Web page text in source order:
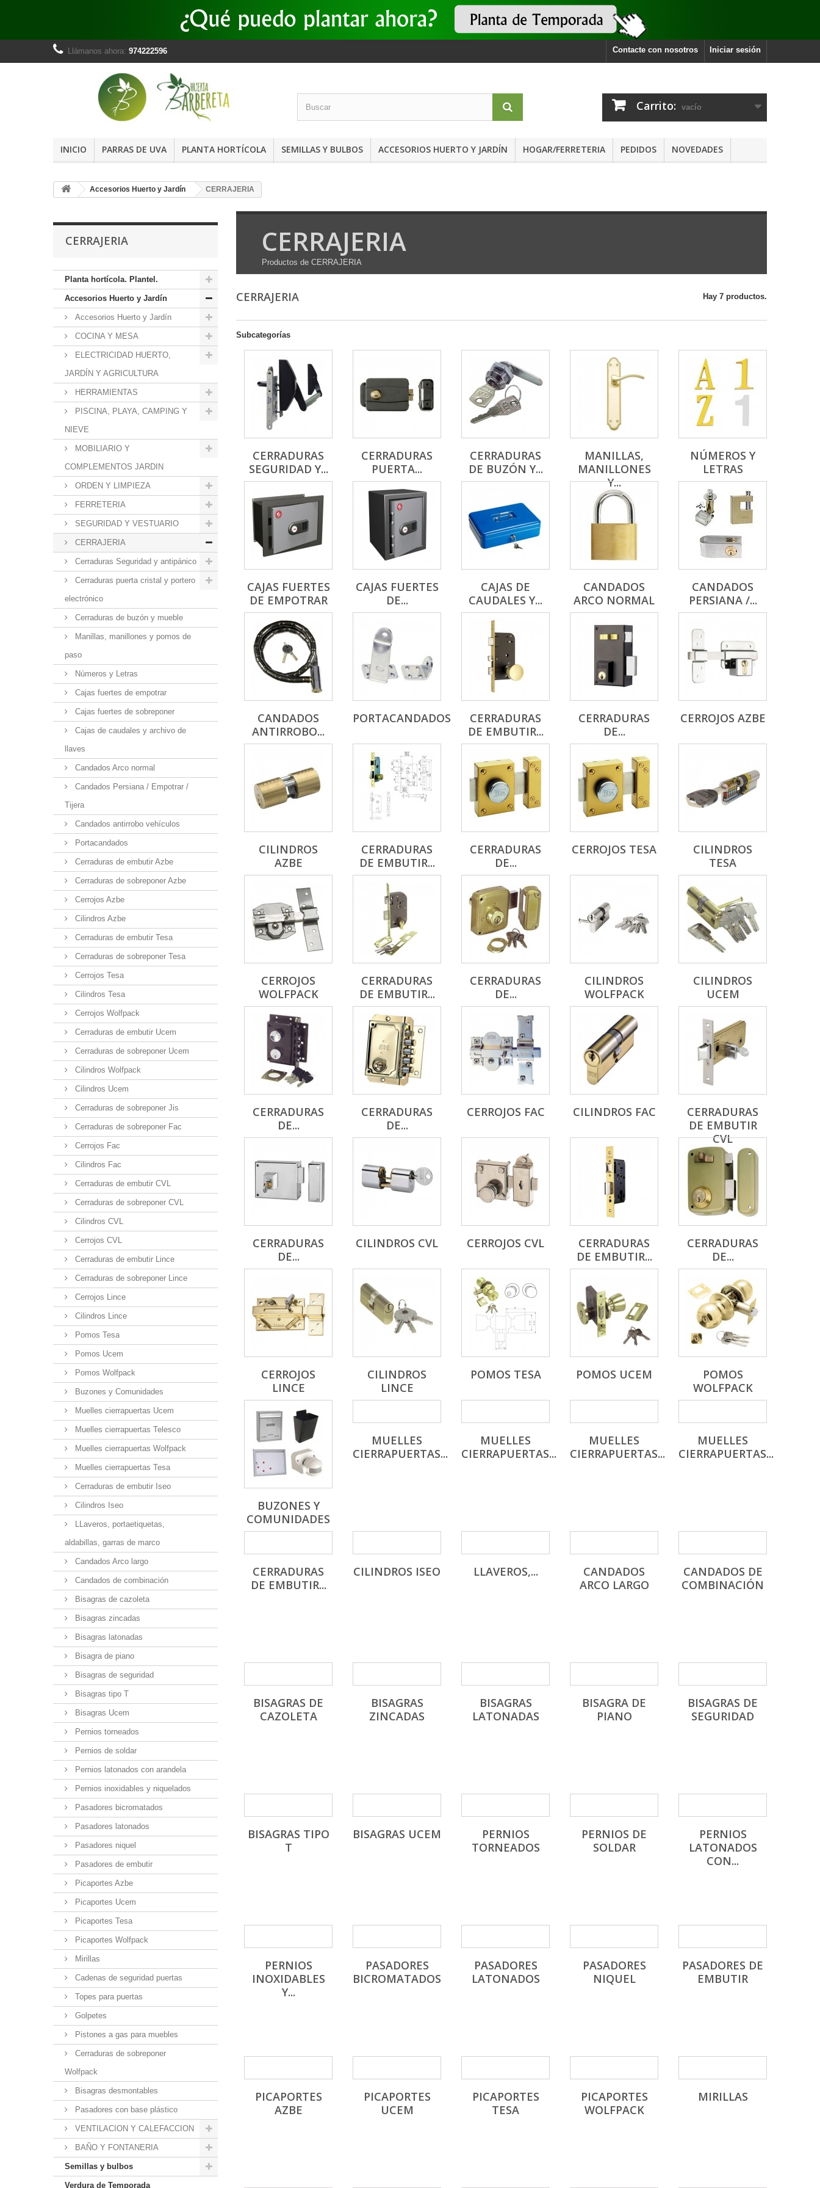
Iniciar sesión
Contacte con nosotros
Llámanos ahora: 974222596
Carrito: vacío
INICIO PARRAS DE UVA PLANTA HORTÍCOLA SEMILLAS Y BULBOS ACCESORIOS HUERTO Y JARDÍN HOGAR/FERRETERIA PEDIDOS NOVEDADES
Accesorios Huerto y Jardín CERRAJERIA
CERRAJERIA
Planta hortícola. Plantel.
Accesorios Huerto y Jardín
Accesorios Huerto y Jardín
COCINA Y MESA
ELECTRICIDAD HUERTO,
JARDÍN Y AGRICULTURA
HERRAMIENTAS
PISCINA, PLAYA, CAMPING Y
NIEVE
MOBILIARIO Y
COMPLEMENTOS JARDIN
ORDEN Y LIMPIEZA
FERRETERIA
SEGURIDAD Y VESTUARIO
CERRAJERIA
Cerraduras Seguridad y antipánico
Cerraduras puerta cristal y portero
electrónico
Cerraduras de buzón y mueble
Manillas, manillones y pomos de
paso
Números y Letras
Cajas fuertes de empotrar
Cajas fuertes de sobreponer
Cajas de caudales y archivo de
llaves
Candados Arco normal
Candados Persiana / Empotrar /
Tijera
Candados antirrobo vehículos
Portacandados
Cerraduras de embutir Azbe
Cerraduras de sobreponer Azbe
Cerrojos Azbe
Cilindros Azbe
Cerraduras de embutir Tesa
Cerraduras de sobreponer Tesa
Cerrojos Tesa
Cilindros Tesa
Cerrojos Wolfpack
Cerraduras de embutir Ucem
Cerraduras de sobreponer Ucem
Cilindros Wolfpack
Cilindros Ucem
Cerraduras de sobreponer Jis
Cerraduras de sobreponer Fac
Cerrojos Fac
Cilindros Fac
Cerraduras de embutir CVL
Cerraduras de sobreponer CVL
Cilindros CVL
Cerrojos CVL
Cerraduras de embutir Lince
Cerraduras de sobreponer Lince
Cerrojos Lince
Cilindros Lince
Pomos Tesa
Pomos Ucem
Pomos Wolfpack
Buzones y Comunidades
Muelles cierrapuertas Ucem
Muelles cierrapuertas Telesco
Muelles cierrapuertas Wolfpack
Muelles cierrapuertas Tesa
Cerraduras de embutir Iseo
Cilindros Iseo
LLaveros, portaetiquetas,
aldabillas, garras de marco
Candados Arco largo
Candados de combinación
Bisagras de cazoleta
Bisagras zincadas
Bisagras latonadas
Bisagra de piano
Bisagras de seguridad
Bisagras tipo T
Bisagras Ucem
Pernios torneados
Pernios de soldar
Pernios latonados con arandela
Pernios inoxidables y niquelados
Pasadores bicromatados
Pasadores latonados
Pasadores niquel
Pasadores de embutir
Picaportes Azbe
Picaportes Ucem
Picaportes Tesa
Picaportes Wolfpack
Mirillas
Cadenas de seguridad puertas
Topes para puertas
Golpetes
Pistones a gas para muebles
Cerraduras de sobreponer
Wolfpack
Bisagras desmontables
Pasadores con base plástico
VENTILACION Y CALEFACCION
BAÑO Y FONTANERIA
Semillas y bulbos
Verdura de Temporada
CERRAJERIA
Productos de CERRAJERIA
CERRAJERIA Hay 7 productos.
Subcategorías
CERRADURAS
SEGURIDAD Y...
CERRADURAS
PUERTA...
CERRADURAS
DE BUZÓN Y...
MANILLAS,
MANILLONES
Y...
NÚMEROS Y
LETRAS
CAJAS FUERTES
DE EMPOTRAR
CAJAS FUERTES
DE...
CAJAS DE
CAUDALES Y...
CANDADOS
ARCO NORMAL
CANDADOS
PERSIANA /...
CANDADOS
ANTIRROBO...
PORTACANDADOS
CERRADURAS
DE EMBUTIR...
CERRADURAS
DE...
CERROJOS AZBE
CILINDROS
AZBE
CERRADURAS
DE EMBUTIR...
CERRADURAS
DE...
CERROJOS TESA
CILINDROS
TESA
CERROJOS
WOLFPACK
CERRADURAS
DE EMBUTIR...
CERRADURAS
DE...
CILINDROS
WOLFPACK
CILINDROS
UCEM
CERRADURAS
DE...
CERRADURAS
DE...
CERROJOS FAC CILINDROS FAC
CERRADURAS
DE EMBUTIR
CVL
CERRADURAS
DE...
CILINDROS CVL CERROJOS CVL
CERRADURAS
DE EMBUTIR...
CERRADURAS
DE...
CERROJOS
LINCE
CILINDROS
LINCE
POMOS TESA POMOS UCEM
POMOS
WOLFPACK
BUZONES Y
COMUNIDADES
MUELLES
CIERRAPUERTAS...
MUELLES
CIERRAPUERTAS...
MUELLES
CIERRAPUERTAS...
MUELLES
CIERRAPUERTAS...
CERRADURAS
DE EMBUTIR...
CILINDROS ISEO LLAVEROS,...
CANDADOS
ARCO LARGO
CANDADOS DE
COMBINACIÓN
BISAGRAS DE
CAZOLETA
BISAGRAS
ZINCADAS
BISAGRAS
LATONADAS
BISAGRA DE
PIANO
BISAGRAS DE
SEGURIDAD
BISAGRAS TIPO
T
BISAGRAS UCEM
PERNIOS
TORNEADOS
PERNIOS DE
SOLDAR
PERNIOS
LATONADOS
CON...
PERNIOS
INOXIDABLES
Y...
PASADORES
BICROMATADOS
PASADORES
LATONADOS
PASADORES
NIQUEL
PASADORES DE
EMBUTIR
PICAPORTES
AZBE
PICAPORTES
UCEM
PICAPORTES
TESA
PICAPORTES
WOLFPACK
MIRILLAS